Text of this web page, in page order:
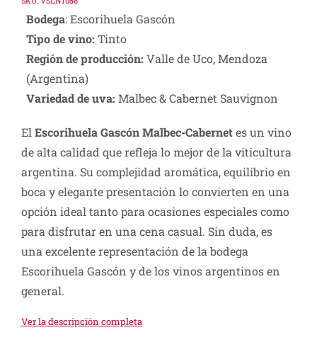
was:
S/ 90.00.
is:
S/ 65.00.
Bodega: Escorihuela Gascón
Tipo de vino: Tinto
Región de producción: Valle de Uco, Mendoza
(Argentina)
Variedad de uva:Malbec & Cabernet Sauvignon
El Escorihuela Gascón Malbec-Cabernetes un vino
de alta calidad que refleja lo mejor de la viticultura
argentina. Su complejidad aromática, equilibrio en
boca y elegante presentación lo convierten en una
opción ideal tanto para ocasiones especiales como
para disfrutar en una cena casual. Sin duda, es
una excelente representación de la bodega
Escorihuela Gascón y de los vinos argentinos en
general.
Ver la descripción completa